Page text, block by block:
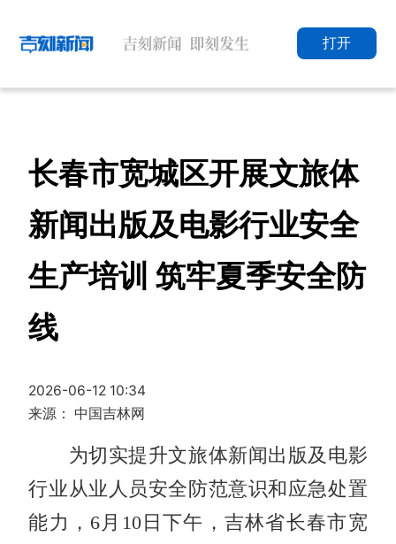
打开
长春市宽城区开展文旅体
新闻出版及电影行业安全
生产培训 筑牢夏季安全防
线
2026-06-12 10:34
来源： 中国吉林网
为切实提升文旅体新闻出版及电影
行业从业人员安全防范意识和应急处置
能力，6月10日下午，吉林省长春市宽